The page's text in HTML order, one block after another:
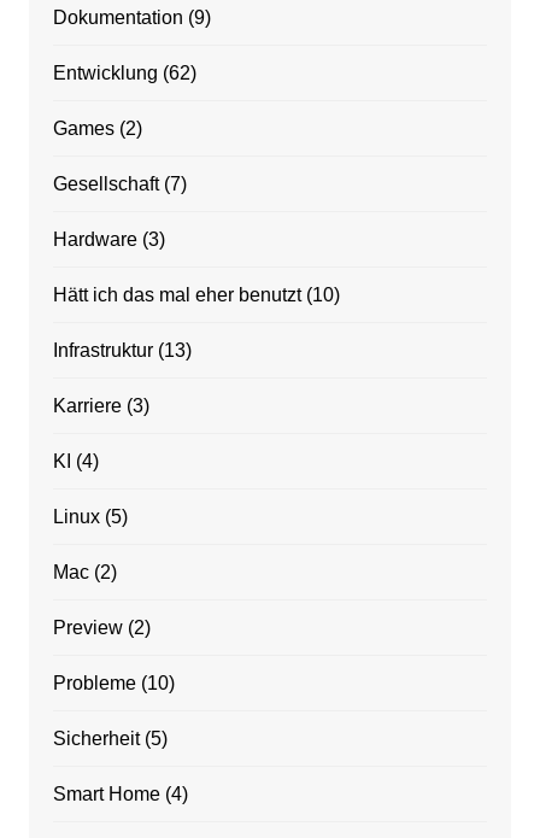
Dokumentation (9)
Entwicklung (62)
Games(2)
Gesellschaft(7)
Hardware(3)
Hätt ich das mal eher benutzt(10)
Infrastruktur(13)
Karriere(3)
KI (4)
Linux(5)
Mac(2)
Preview(2)
Probleme(10)
Sicherheit(5)
Smart Home(4)